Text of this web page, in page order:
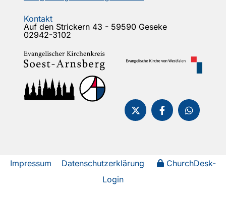
Kontakt
Auf den Strickern 43 - 59590 Geseke
02942-3102
Impressum Datenschutzerklärung
ChurchDesk-
Login